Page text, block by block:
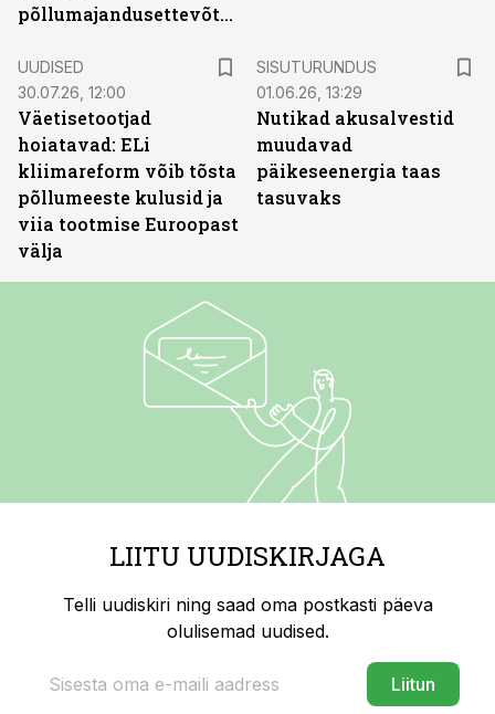
põllumajandusettevõtted
UUDISED
30.07.26, 12:00
Väetisetootjad
hoiatavad: ELi
kliimareform võib tõsta
põllumeeste kulusid ja
viia tootmise Euroopast
välja
SISUTURUNDUS
01.06.26, 13:29
Nutikad akusalvestid
muudavad
päikeseenergia taas
tasuvaks
LIITU UUDISKIRJAGA
Telli uudiskiri ning saad oma postkasti päeva
olulisemad uudised.
Liitun